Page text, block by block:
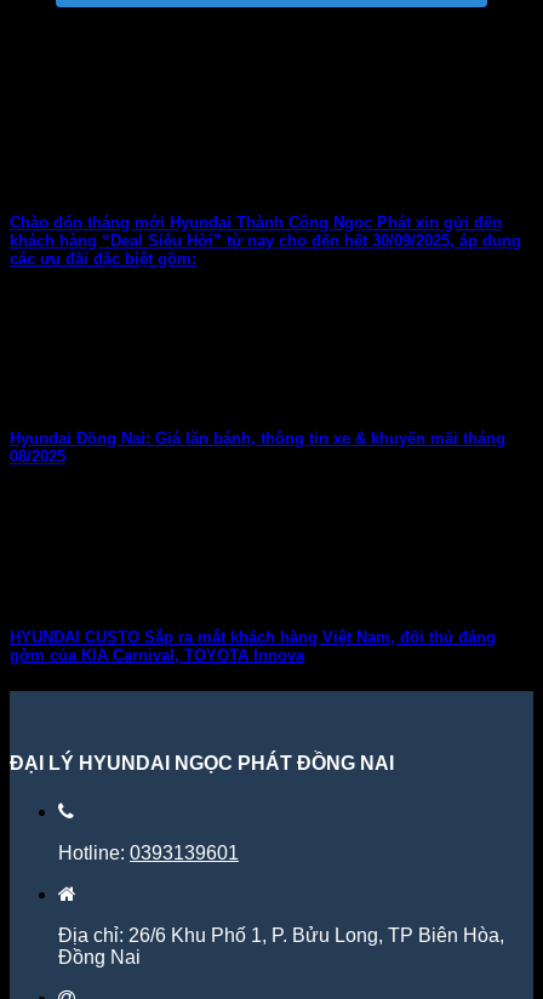
Chào đón tháng mới Hyundai Thành Công Ngọc Phát xin gửi đến
khách hàng “Deal Siêu Hời” từ nay cho đến hết 30/09/2025, áp dụng
các ưu đãi đặc biệt gồm:
Hyundai Đồng Nai: Giá lăn bánh, thông tin xe & khuyến mãi tháng
08/2025
HYUNDAI CUSTO Sắp ra mắt khách hàng Việt Nam, đối thủ đáng
gờm của KIA Carnival, TOYOTA Innova
ĐẠI LÝ HYUNDAI NGỌC PHÁT ĐỒNG NAI
Hotline: 0393139601
Địa chỉ: 26/6 Khu Phố 1, P. Bửu Long, TP Biên Hòa,
Đồng Nai